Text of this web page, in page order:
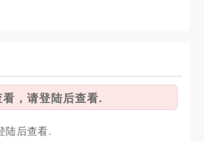
，请登陆后查看.
陆后查看.